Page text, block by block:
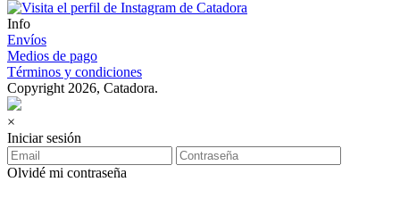
Info
Envíos
Medios de pago
Términos y condiciones
Copyright 2026, Catadora.
×
Iniciar sesión
Olvidé mi contraseña